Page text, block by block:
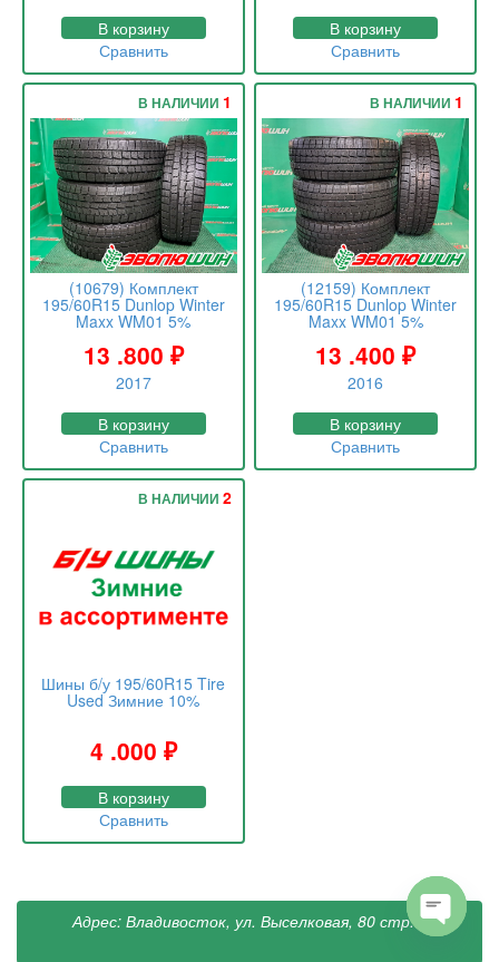
В корзину
Сравнить
В корзину
Сравнить
(10679) Комплект
195/60R15 Dunlop Winter
Maxx WM01 5%
13 .800 ₽
2017
В НАЛИЧИИ 1
В корзину
Сравнить
(12159) Комплект
195/60R15 Dunlop Winter
Maxx WM01 5%
13 .400₽
2016
В НАЛИЧИИ 1
В корзину
Сравнить
Шины б/у 195/60R15 Tire
Used Зимние 10%
4 .000 ₽
В НАЛИЧИИ 2
В корзину
Сравнить
Адрес: Владивосток, ул. Выселковая, 80 стр. 4